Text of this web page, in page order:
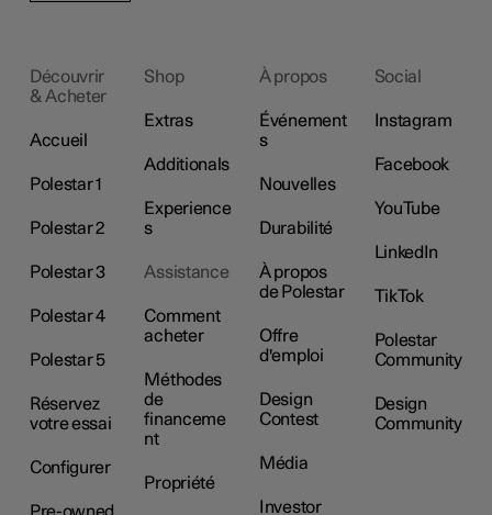
Découvrir
& Acheter
Accueil
Polestar 1
Polestar 2
Polestar 3
Polestar 4
Polestar 5
Réservez
votre essai
Configurer
Shop
Extras
Additionals
Experience
s
Assistance
Comment
acheter
Méthodes
de
financeme
nt
Propriété
À propos
Événement
s
Nouvelles
Durabilité
À propos
de Polestar
Offre
d'emploi
Design
Contest
Média
Investor
Social
Instagram
Facebook
YouTube
LinkedIn
TikTok
Polestar
Community
Design
Community